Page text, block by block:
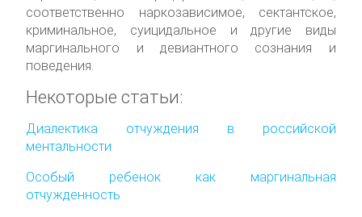
соответственно наркозависимое, сектантское,
криминальное, суицидальное и другие виды
маргинального и девиантного сознания и
поведения.
Некоторые статьи:
Диалектика отчуждения в российской
ментальности
Особый ребенок как маргинальная
отчужденность